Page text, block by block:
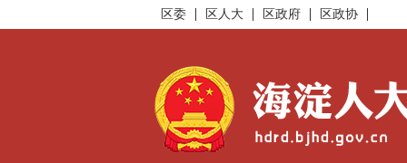
区委 区人大 区政府 区政协